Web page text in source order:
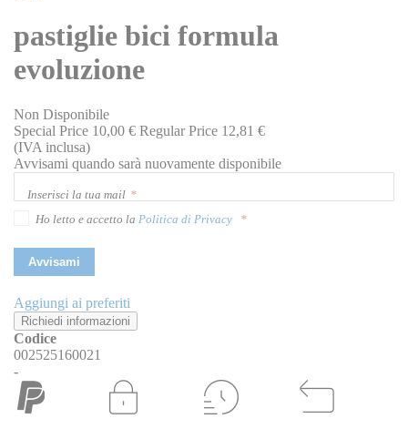
galleria
di
immagini
pastiglie bici formula
evoluzione
Non Disponibile
Special Price 10,00 € Regular Price 12,81 €
(IVA inclusa)
Avvisami quando sarà nuovamente disponibile
Inserisci la tua mail
Ho letto e accetto la Politica di Privacy
Avvisami
Aggiungi ai preferiti
Richiedi informazioni
Codice
002525160021
-